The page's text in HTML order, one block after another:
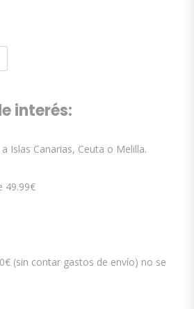
interés:
Islas Canarias, Ceuta o Melilla.
49.99€
(sin contar gastos de envío) no se